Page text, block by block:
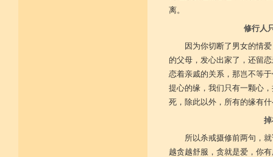
离。
修行人
因为你切断了男女的情
的父母，发心出家了，还留
恋着亲戚的关系，那岂不等
提心的缘，我们只有一颗心
死，除此以外，所有的缘有
所以杀戒摄修前两句，
越贪越舒服，贪就是爱，你